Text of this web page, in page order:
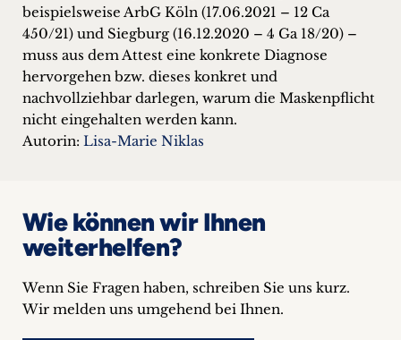
beispielsweise ArbG Köln (17.06.2021 – 12 Ca
450/21) und Siegburg (16.12.2020 – 4 Ga 18/20) –
muss aus dem Attest eine konkrete Diagnose
hervorgehen bzw. dieses konkret und
nachvollziehbar darlegen, warum die Maskenpflicht
nicht eingehalten werden kann.
Autorin: Lisa-Marie Niklas
Wie können wir Ihnen
weiterhelfen?
Wenn Sie Fragen haben, schreiben Sie uns kurz.
Wir melden uns umgehend bei Ihnen.